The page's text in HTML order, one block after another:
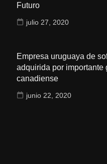
Futuro
julio 27, 2020
Empresa uruguaya de
adquirida por importante
canadiense
junio 22, 2020